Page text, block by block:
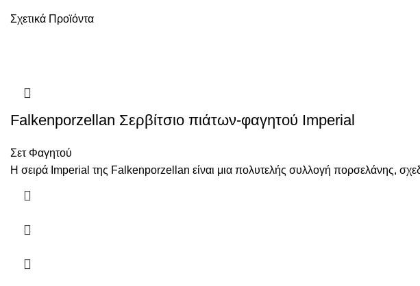
Σχετικά Προϊόντα
Falkenporzellan Σερβίτσιο πιάτων-φαγητού Imperial
Σετ Φαγητού
Η σειρά Imperial της Falkenporzellan είναι μια πολυτελής συλλογή πορσελάνης,